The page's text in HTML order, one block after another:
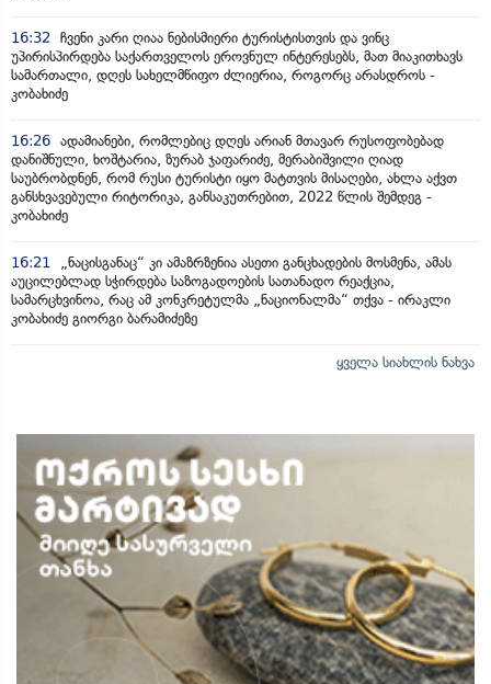
16:32
ჩვენი კარი ღიაა ნებისმიერი ტურისტისთვის და ვინც
უპირისპირდება საქართველოს ეროვნულ ინტერესებს, მათ მიაკითხავს
სამართალი, დღეს სახელმწიფო ძლიერია, როგორც არასდროს -
კობახიძე
16:26 ადამიანები, რომლებიც დღეს არიან მთავარ რუსოფობებად
დანიშნული, ხოშტარია, ზურაბ ჯაფარიძე, მერაბიშვილი ღიად
საუბრობდნენ, რომ რუსი ტურისტი იყო მატთვის მისაღები, ახლა აქვთ
განსხვავებული რიტორიკა, განსაკუთრებით, 2022 წლის შემდეგ -
კობახიძე
16:21
„ნაცისგანაც“ კი ამაზრზენია ასეთი განცხადების მოსმენა, ამას
აუცილებლად სჭირდება საზოგადოების სათანადო რეაქცია,
სამარცხვინოა, რაც ამ კონკრეტულმა „ნაციონალმა“ თქვა - ირაკლი
კობახიძე გიორგი ბარამიძეზე
ყველა სიახლის ნახვა